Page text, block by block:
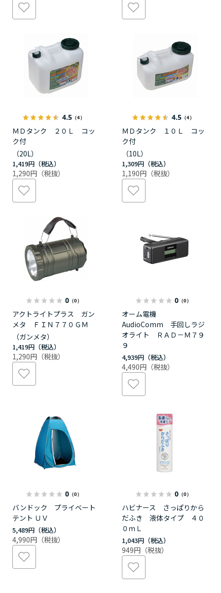
4.5（4）
ＭＤタンク ２０Ｌ コッ
ク付
（20L）
1,419円
1,290円
4.5（4）
ＭＤタンク １０Ｌ コッ
ク付
（10L）
1,309円
1,190円
0 （0）
アクトライトプラス ガン
メタ ＦＩＮ７７０ＧＭ
（ガンメタ）
1,419円
1,290円
0（0）
オーム電機
AudioComm 手回しラジ
オライト ＲＡＤ－Ｍ７９
９
4,939円
4,490円
0 （0）
バンドック プライベート
テント ＵＶ
5,489円
4,990円
0（0）
ハビナース さっぱりから
だふき 液体タイプ ４０
０ｍＬ
1,043円
949円